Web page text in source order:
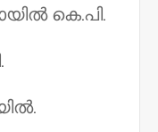
കെ.പി.